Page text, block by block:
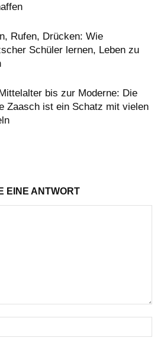
Rufen, Drücken: Wie
Schüler lernen, Leben zu
bis zur Moderne: Die
Zaasch ist ein Schatz mit vielen
EINE ANTWORT